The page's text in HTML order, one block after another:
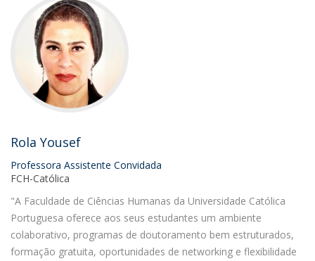
Rola Yousef
Professora Assistente Convidada
FCH-Católica
"A Faculdade de Ciências Humanas da Universidade Católica
Portuguesa oferece aos seus estudantes um ambiente
colaborativo, programas de doutoramento bem estruturados,
formação gratuita, oportunidades de networking e flexibilidade